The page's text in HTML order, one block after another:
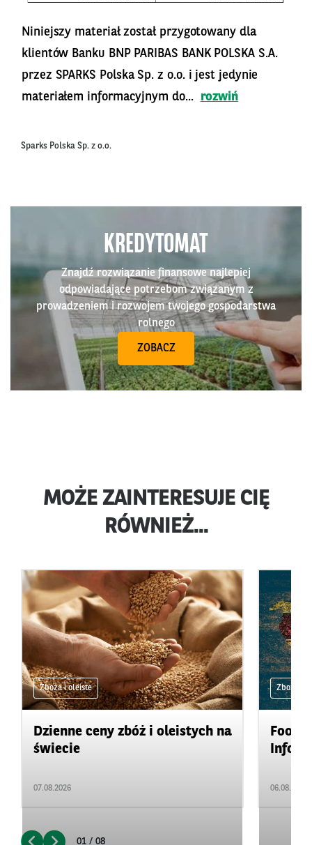
Niniejszy materiał został przygotowany dla
klientów Banku BNP PARIBAS BANK POLSKA S.A.
przez SPARKS Polska Sp. z o.o. i jest jedynie
materiałem informacyjnym do...
rozwiń
Sparks Polska Sp. z o.o.
KREDYTOMAT
Znajdź rozwiązanie finansowe najlepiej
odpowiadające potrzebom związanym z
prowadzeniem i rozwojem twojego gospodarstwa
rolnego
ZOBACZ
MOŻE ZAINTERESUJE CIĘ
RÓWNIEŻ...
Zboża i oleiste
Dzienne ceny zbóż i oleistych na
świecie
07.08.2026
Zboża i
06.08.2026
01 / 08